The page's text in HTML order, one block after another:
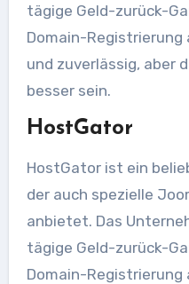
tägige Geld-zurück-
Domain-Registrierung
und zuverlässig, aber
besser sein.
HostGator
HostGator ist ein
der auch spezielle
anbietet. Das
tägige Geld-zurück-
Domain-Registrierung